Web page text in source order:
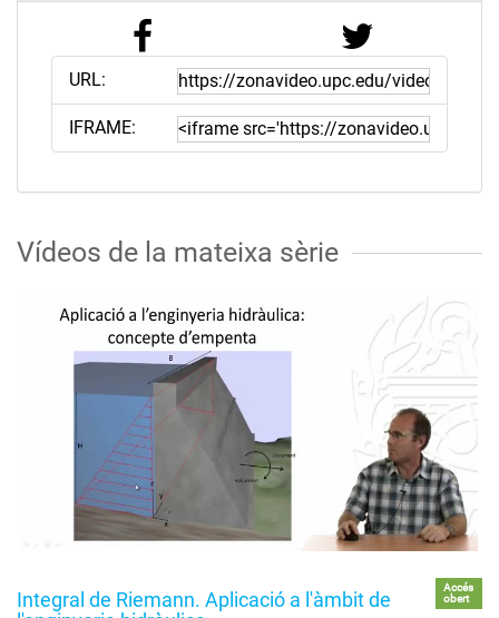
URL:
IFRAME:
Vídeos de la mateixa sèrie
Integral de Riemann. Aplicació a l'àmbit de
Accés
obert